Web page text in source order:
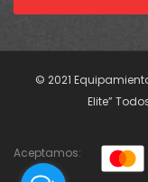
© 2021
Elite”
Aceptamos: